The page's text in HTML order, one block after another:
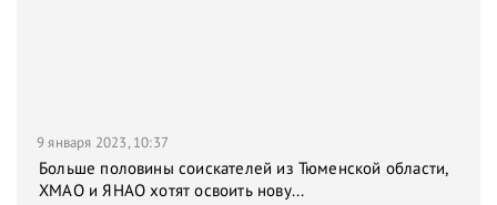
9 января 2023, 10:37
Больше половины соискателей из Тюменской области,
ХМАО и ЯНАО хотят освоить нову...